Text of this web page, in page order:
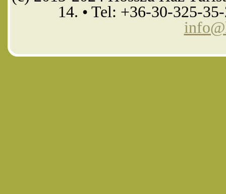
14. • Tel: +36-30-325-